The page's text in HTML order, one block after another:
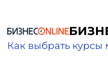
Как выбрать курсы
Видео,
фото,